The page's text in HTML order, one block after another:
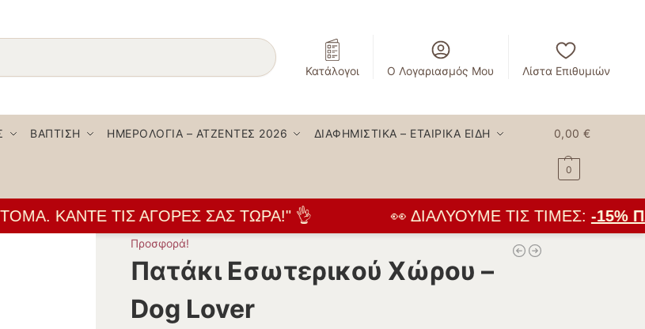
Αναζήτηση
Κατάλογοι Ο Λογαριασμός Μου Λίστα Επιθυμιών
ΒΆΠΤΙΣΗ ΗΜΕΡΟΛΌΓΙΑ – ΑΤΖΈΝΤΕΣ 2026 ΔΙΑΦΗΜΙΣΤΙΚΆ – ΕΤΑΙΡΙΚΆ ΕΊΔΗ 0,00€
0
ΚΆΝΤΕ ΤΙΣ ΑΓΟΡΈΣ ΣΑΣ ΤΏΡΑ!" 👌 👀 ΔΙΑΛΎΟΥΜΕ ΤΙΣ ΤΙΜΈΣ:-15%
Προσφορά!
Πατάκι Εσωτερικού Χώρου –
Dog Lover